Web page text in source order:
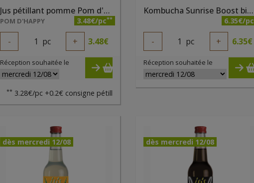
Jus pétillant pomme Pom d'Happy 75cl
POM D'HAPPY 3.48€/pc**
- 1 pc + 3.48€
Réception souhaitée le
** 3.28€/pc +0.2€ consigne pétill
Kombucha Sunrise Boost bio 1l
6.35€/pc
- 1 pc + 6.35€
Réception souhaitée le
dès mercredi 12/08 dès mercredi 12/08